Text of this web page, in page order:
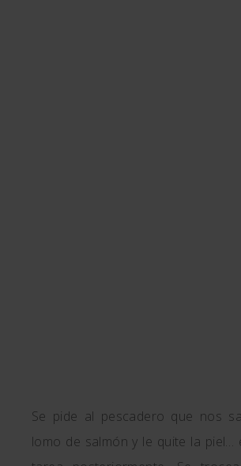
Se pide al pescadero que nos
lomo de salmón y le quite la piel…